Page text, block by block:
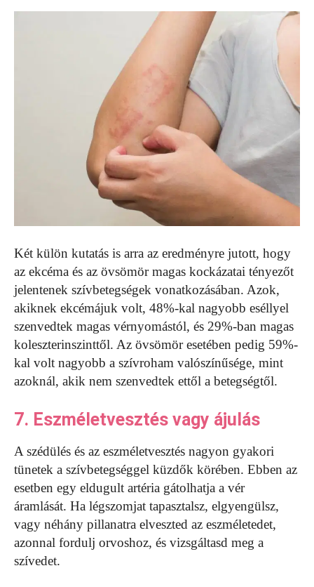
Két külön kutatás is arra az eredményre jutott, hogy
az ekcéma és az övsömör magas kockázatai tényezőt
jelentenek szívbetegségek vonatkozásában. Azok,
akiknek ekcémájuk volt, 48%-kal nagyobb eséllyel
szenvedtek magas vérnyomástól, és 29%-ban magas
koleszterinszinttől. Az övsömör esetében pedig 59%-
kal volt nagyobb a szívroham valószínűsége, mint
azoknál, akik nem szenvedtek ettől a betegségtől.
7. Eszméletvesztés vagy ájulás
A szédülés és az eszméletvesztés nagyon gyakori
tünetek a szívbetegséggel küzdők körében. Ebben az
esetben egy eldugult artéria gátolhatja a vér
áramlását. Ha légszomjat tapasztalsz, elgyengülsz,
vagy néhány pillanatra elveszted az eszméletedet,
azonnal fordulj orvoshoz, és vizsgáltasd meg a
szívedet.